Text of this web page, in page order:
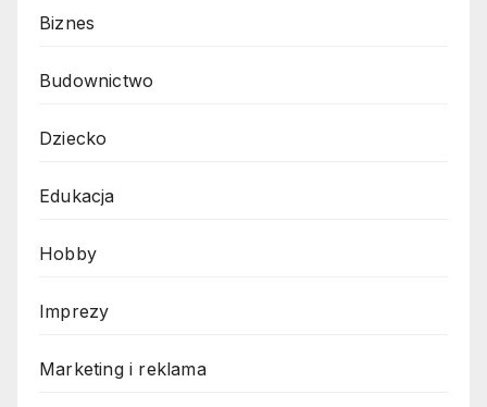
Biznes
Budownictwo
Dziecko
Edukacja
Hobby
Imprezy
Marketing i reklama